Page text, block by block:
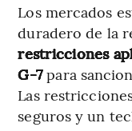
Los mercados
duradero de la
restricciones
G-7para
Las
seguros y un